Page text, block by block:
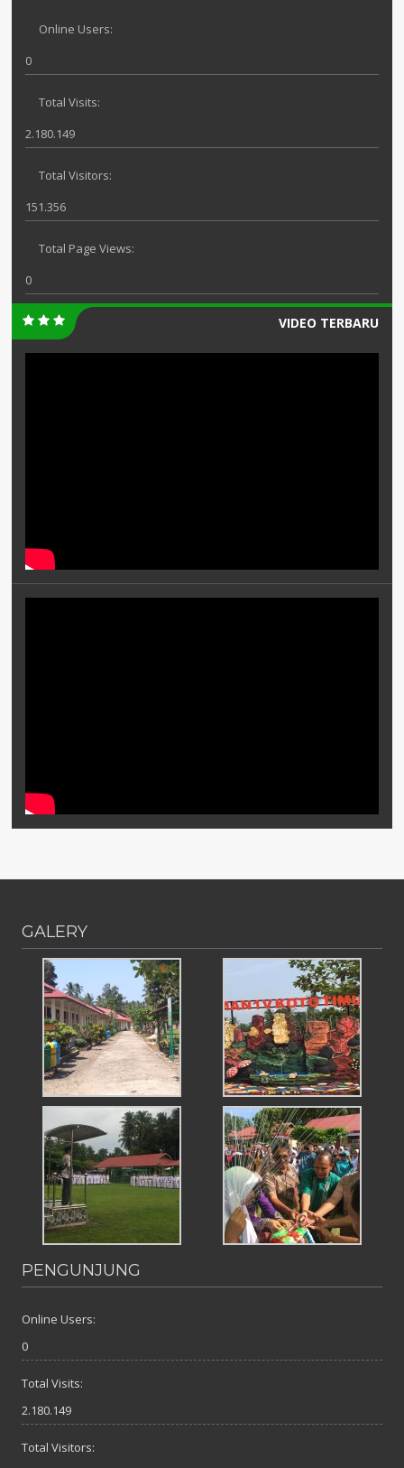
Online Users:
0
Total Visits:
2.180.149
Total Visitors:
151.356
Total Page Views:
0
VIDEO TERBARU
GALERY
PENGUNJUNG
Online Users:
0
Total Visits:
2.180.149
Total Visitors: